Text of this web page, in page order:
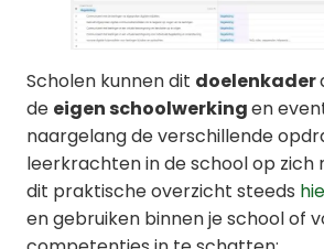
Scholen kunnen dit doelenkader
de eigen schoolwerkingen
naargelang de verschillende
leerkrachten in de school op zich
dit praktische overzicht steeds
en gebruiken binnen je school of